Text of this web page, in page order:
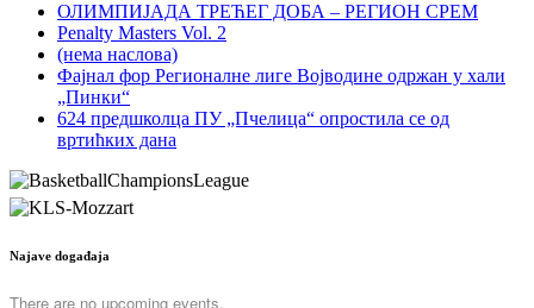
ОЛИМПИЈАДА ТРЕЋЕГ ДОБА – РЕГИОН СРЕМ
Penalty Masters Vol. 2
(нема наслова)
Фајнал фор Регионалне лиге Војводине одржан у хали
„Пинки“
624 предшколца ПУ „Пчелица“ опростила се од
вртићких дана
Najave događaja
There are no upcoming events.